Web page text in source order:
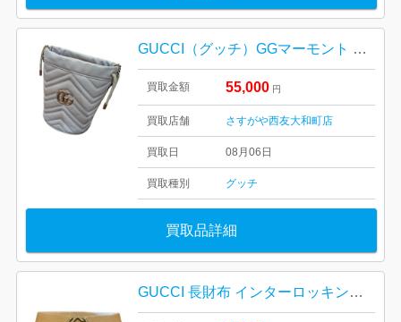
GUCCI（グッチ）GGマーモント バケットバッグ
買取金額 55,000 円
買取店舗 さすがや西友大和町店
買取日 08月06日
買取種別 グッチ
買取品詳細
GUCCI 長財布 インターロッキング GG 428740